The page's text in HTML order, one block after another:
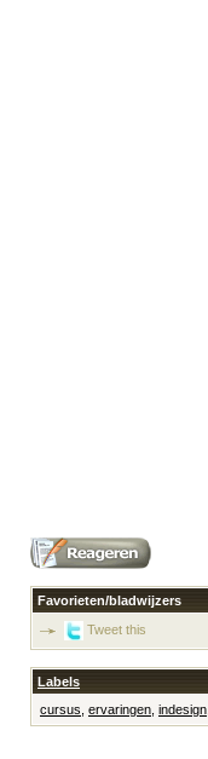
Favorieten/bladwijzers
Tweet this
Labels
cursus ervaringen indesign